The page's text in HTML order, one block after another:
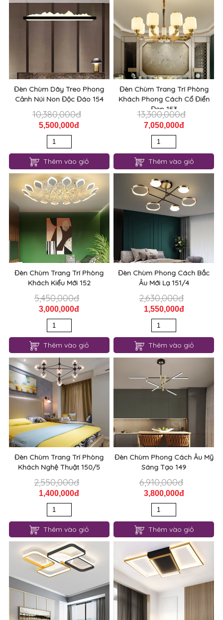
Đèn Chùm Dây Treo Phong
Cảnh Núi Non Độc Đáo 154
10,380,000đ
5,500,000đ
Thêm vào giỏ
Đèn Chùm Trang Trí Phòng
Khách Phong Cách Cổ Điển
Đẹp 153
13,300,000đ
7,050,000đ
Thêm vào giỏ
Đèn Chùm Trang Trí Phòng
Khách Kiểu Mới 152
5,450,000đ
3,000,000đ
Thêm vào giỏ
Đèn Chùm Phong Cách Bắc
Âu Mới Lạ 151/4
2,630,000đ
1,550,000đ
Thêm vào giỏ
Đèn Chùm Trang Trí Phòng
Khách Nghệ Thuật 150/5
2,550,000đ
1,400,000đ
Thêm vào giỏ
Đèn Chùm Phong Cách Âu Mỹ
Sáng Tạo 149
6,910,000đ
3,800,000đ
Thêm vào giỏ